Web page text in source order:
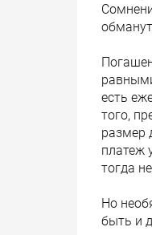
есть
того,
размер
платеж
тогда
Но
быть и